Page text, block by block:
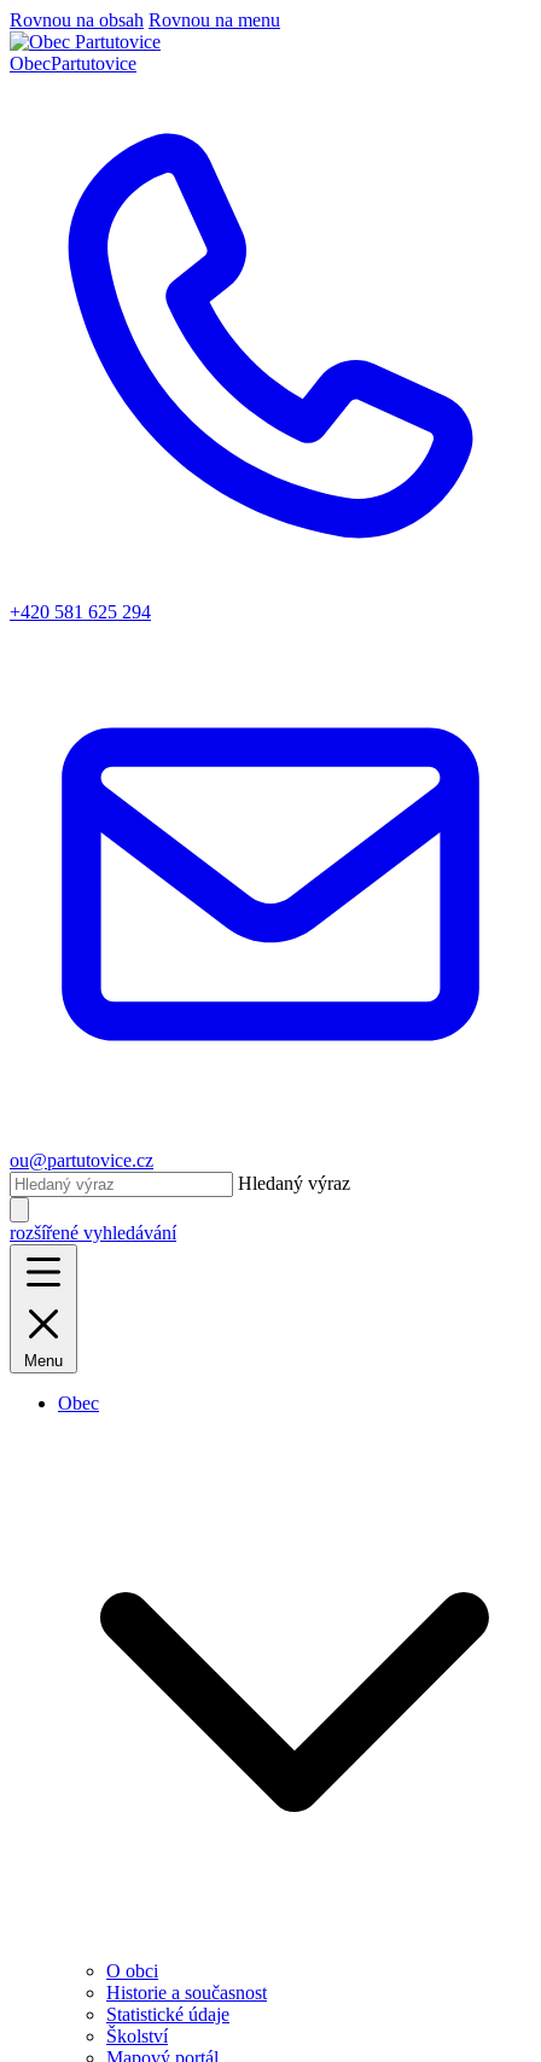
Rovnou na obsah Rovnou na menu
ObecPartutovice
+420 581 625 294
ou@partutovice.cz
Hledaný výraz
rozšířené vyhledávání
Menu
Obec
O obci
Historie a současnost
Statistické údaje
Školství
Mapový portál